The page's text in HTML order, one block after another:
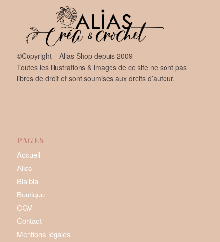
©Copyright – Alias Shop depuis 2009
Toutes les illustrations & images de ce site ne sont pas
libres de droit et sont soumises aux droits d’auteur.
PAGES
Accueil
Alias
Bla bla
Boutique
CGV
Contact
Mentions légales